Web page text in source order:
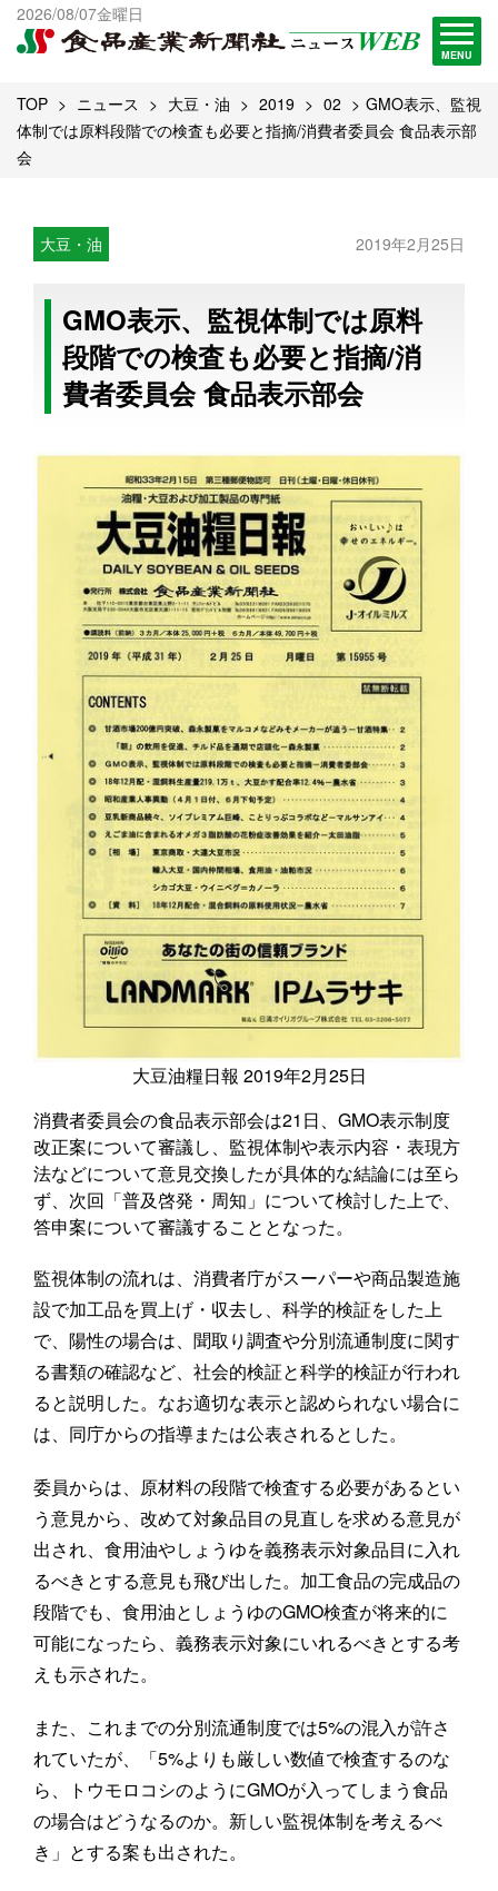
2026/08/07金曜日
MENU
出版物一覧へ
試読・購読申し込み
TOP ニュース 大豆・油 2019 02
GMO表示、監視
体制では原料段階での検査も必要と指摘/消費者委員会 食品表示部
会
大豆・油 2019年2月25日
GMO表示、監視体制では原料
段階での検査も必要と指摘/消
費者委員会 食品表示部会
大豆油糧日報 2019年2月25日
消費者委員会の食品表示部会は21日、GMO表示制度
改正案について審議し、監視体制や表示内容・表現方
法などについて意見交換したが具体的な結論には至ら
ず、次回「普及啓発・周知」について検討した上で、
答申案について審議することとなった。
監視体制の流れは、消費者庁がスーパーや商品製造施
設で加工品を買上げ・収去し、科学的検証をした上
で、陽性の場合は、聞取り調査や分別流通制度に関す
る書類の確認など、社会的検証と科学的検証が行われ
ると説明した。なお適切な表示と認められない場合に
は、同庁からの指導または公表されるとした。
委員からは、原材料の段階で検査する必要があるとい
う意見から、改めて対象品目の見直しを求める意見が
出され、食用油やしょうゆを義務表示対象品目に入れ
るべきとする意見も飛び出した。加工食品の完成品の
段階でも、食用油としょうゆのGMO検査が将来的に
可能になったら、義務表示対象にいれるべきとする考
えも示された。
また、これまでの分別流通制度では5%の混入が許さ
れていたが、「5%よりも厳しい数値で検査するのな
ら、トウモロコシのようにGMOが入ってしまう食品
の場合はどうなるのか。新しい監視体制を考えるべ
き」とする案も出された。